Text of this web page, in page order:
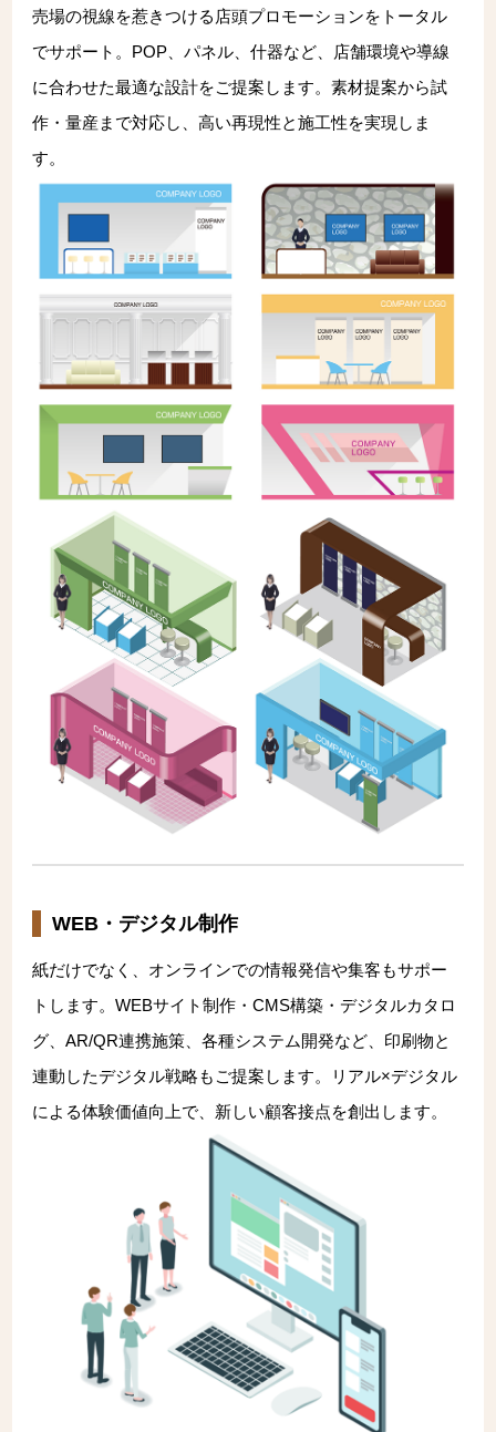
売場の視線を惹きつける店頭プロモーションをトータル
でサポート。POP、パネル、什器など、店舗環境や導線
に合わせた最適な設計をご提案します。素材提案から試
作・量産まで対応し、高い再現性と施工性を実現しま
す。
WEB・デジタル制作
紙だけでなく、オンラインでの情報発信や集客もサポー
トします。WEBサイト制作・CMS構築・デジタルカタロ
グ、AR/QR連携施策、各種システム開発など、印刷物と
連動したデジタル戦略もご提案します。リアル×デジタル
による体験価値向上で、新しい顧客接点を創出します。